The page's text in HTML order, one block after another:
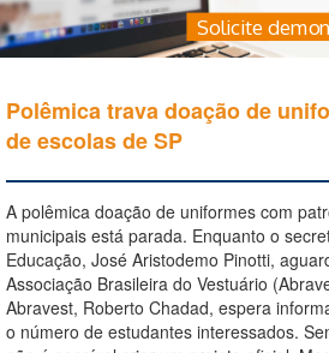
Solicite
Polêmica trava doação de
de escolas de SP
A polêmica doação de uniformes com
municipais está parada. Enquanto o
Educação, José Aristodemo Pinotti,
Associação Brasileira do Vestuário
Abravest, Roberto Chadad, espera
o número de estudantes interessados.